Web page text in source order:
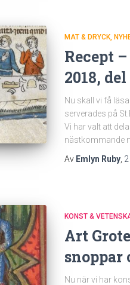
MAT & DRYCK
Recept
2018, del
Nu skall vi få
serverades på
Vi har valt att
nästkommande
Av Emlyn Ruby
KONST &
Art
snoppar
Nu när vi har